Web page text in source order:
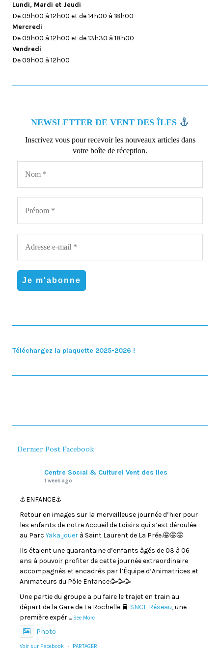
Lundi, Mardi et Jeudi
De 09h00 à 12h00 et de 14h00 à 18h00
Mercredi
De 09h00 à 12h00 et de 13h30 à 18h00
Vendredi
De 09h00 à 12h00
NEWSLETTER DE VENT DES ÎLES
Inscrivez vous pour recevoir les nouveaux articles dans
votre boîte de réception.
Téléchargez la plaquette 2025-2026 !
Dernier Post Facebook
Centre Social & Culturel Vent des Iles
1 week ago
⚓️ENFANCE⚓️
Retour en images sur la merveilleuse journée d’hier pour
les enfants de notre Accueil de Loisirs qui s’est déroulée
au Parc Yaka jouer à Saint Laurent de La Prée.🤩🤩🤩
Ils étaient une quarantaine d’enfants âgés de 03 à 06
ans à pouvoir profiter de cette journée extraordinaire
accompagnés et encadrés par l’Équipe d’Animatrices et
Animateurs du Pôle Enfance.🥳🥳🥳
Une partie du groupe a pu faire le trajet en train au
départ de la Gare de La Rochelle 🚆 SNCF Réseau, une
première expér ... See More
Photo
Voir sur Facebook · PARTAGER